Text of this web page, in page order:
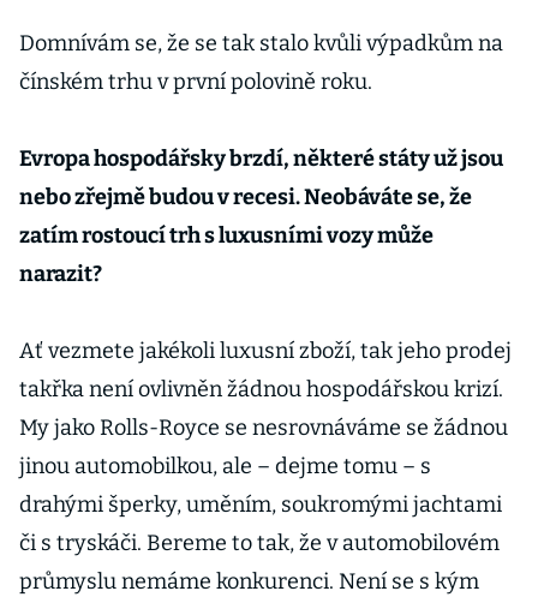
Domnívám se, že se tak stalo kvůli výpadkům na
čínském trhu v první polovině roku.
Evropa hospodářsky brzdí, některé státy už jsou
nebo zřejmě budou v recesi. Neobáváte se, že
zatím rostoucí trh s luxusními vozy může
narazit?
Ať vezmete jakékoli luxusní zboží, tak jeho prodej
takřka není ovlivněn žádnou hospodářskou krizí.
My jako Rolls-Royce se nesrovnáváme se žádnou
jinou automobilkou, ale – dejme tomu – s
drahými šperky, uměním, soukromými jachtami
či s tryskáči. Bereme to tak, že v automobilovém
průmyslu nemáme konkurenci. Není se s kým